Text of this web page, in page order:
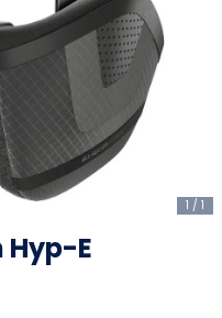
1 / 1
Hyp-E